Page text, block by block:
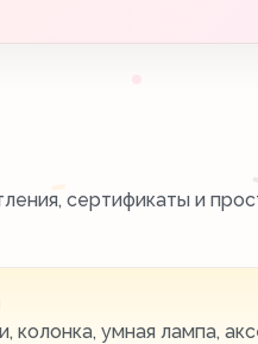
сертификаты и
колонка, умная лампа,